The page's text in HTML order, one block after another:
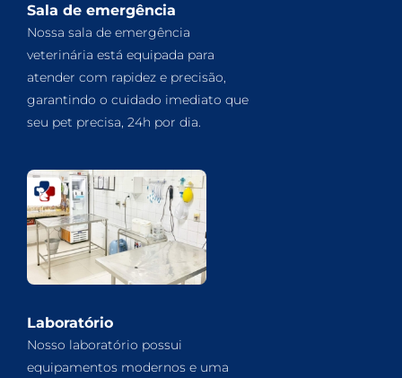
Sala de emergência
Nossa sala de emergência
veterinária está equipada para
atender com rapidez e precisão,
garantindo o cuidado imediato que
seu pet precisa, 24h por dia.
Laboratório
Nosso laboratório possui
equipamentos modernos e uma